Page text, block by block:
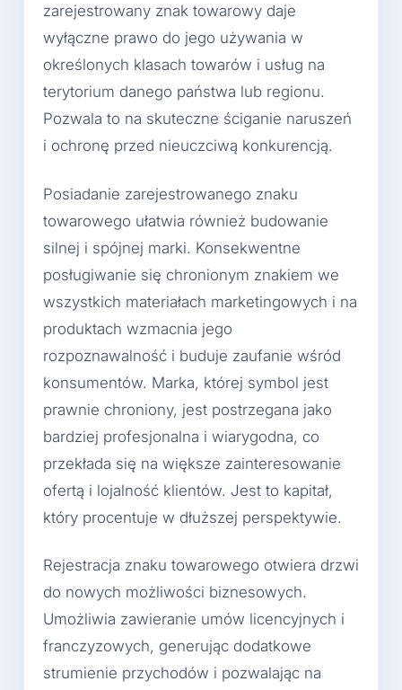
zarejestrowany znak towarowy daje
wyłączne prawo do jego używania w
określonych klasach towarów i usług na
terytorium danego państwa lub regionu.
Pozwala to na skuteczne ściganie naruszeń
i ochronę przed nieuczciwą konkurencją.
Posiadanie zarejestrowanego znaku
towarowego ułatwia również budowanie
silnej i spójnej marki. Konsekwentne
posługiwanie się chronionym znakiem we
wszystkich materiałach marketingowych i na
produktach wzmacnia jego
rozpoznawalność i buduje zaufanie wśród
konsumentów. Marka, której symbol jest
prawnie chroniony, jest postrzegana jako
bardziej profesjonalna i wiarygodna, co
przekłada się na większe zainteresowanie
ofertą i lojalność klientów. Jest to kapitał,
który procentuje w dłuższej perspektywie.
Rejestracja znaku towarowego otwiera drzwi
do nowych możliwości biznesowych.
Umożliwia zawieranie umów licencyjnych i
franczyzowych, generując dodatkowe
strumienie przychodów i pozwalając na